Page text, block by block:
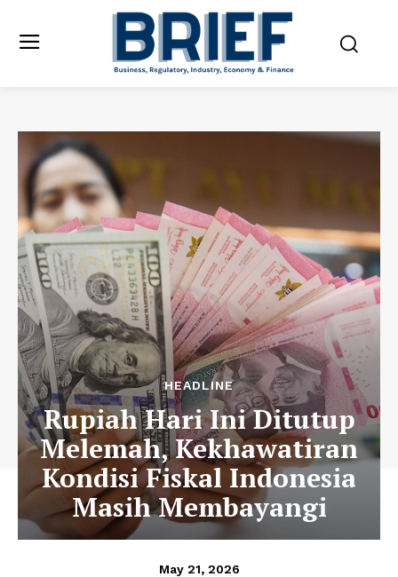
HEADLINE
Rupiah Hari Ini Ditutup
Melemah, Kekhawatiran
Kondisi Fiskal Indonesia
Masih Membayangi
May 21, 2026